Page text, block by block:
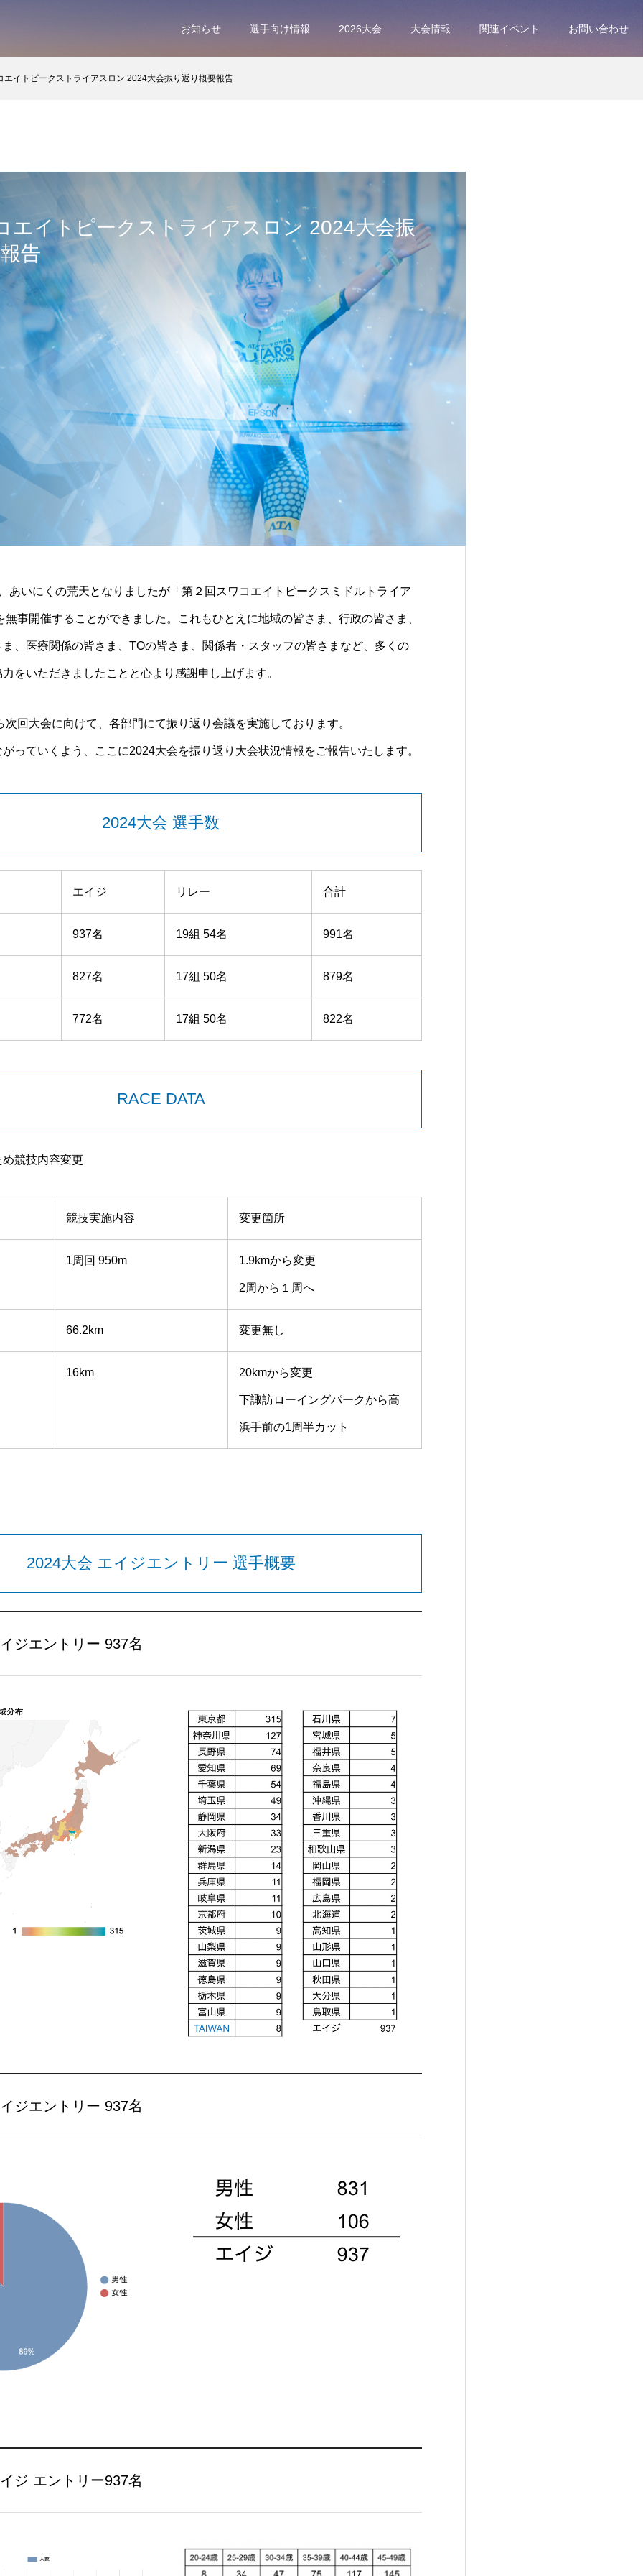
お知らせ 選手向け情報 2026大会 大会情報 関連イベント お問い合わせ
エイトピークストライアスロン 2024大会振り返り概要報告
エイトピークストライアスロン 2024大会振
告
あいにくの荒天となりましたが「第２回スワコエイトピークスミドルトライア
無事開催することができました。これもひとえに地域の皆さま、行政の皆さま、
、医療関係の皆さま、TOの皆さま、関係者・スタッフの皆さまなど、多くの
をいただきましたことと心より感謝申し上げます。
次回大会に向けて、各部門にて振り返り会議を実施しております。
っていくよう、ここに2024大会を振り返り大会状況情報をご報告いたします。
2024大会 選手数
エイジ リレー 合計
937名 19組 54名 991名
827名 17組 50名 879名
772名 17組 50名 822名
RACE DATA
競技内容変更
競技実施内容 変更箇所
1周回 950m 1.9kmから変更
2周から１周へ
66.2km 変更無し
16km 20kmから変更
下諏訪ローイングパークから高
浜手前の1周半カット
2024大会 エイジエントリー 選手概要
ジエントリー 937名
ジエントリー 937名
ジ エントリー937名